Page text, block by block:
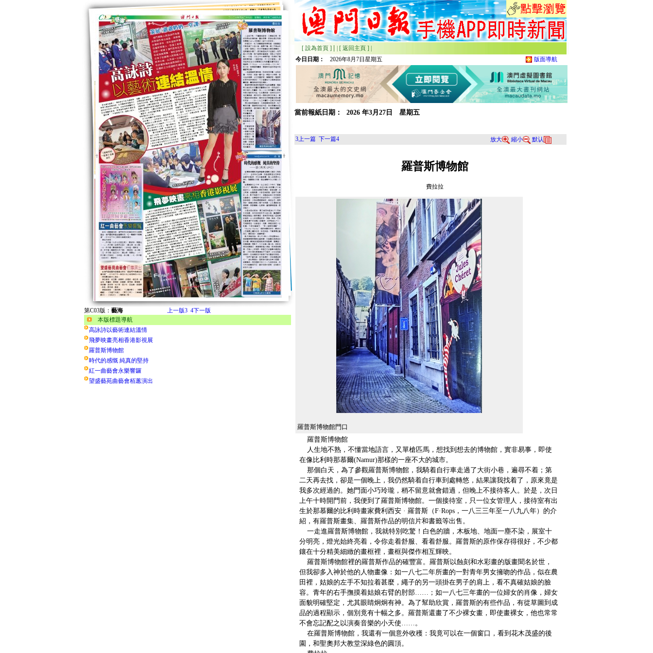
第C03版： 藝海 上一版3 4下一版
本版標題導航
高詠詩以藝術連結溫情
飛夢映畫亮相香港影視展
羅普斯博物館
時代的感慨 純真的堅持
紅一曲藝會永樂響鑼
望盛藝苑曲藝會栢蕙演出
[ 設為首頁 ] [ 返回主頁 ]
今日日期：
2026年8月7日星期五 版面導航
當前報紙日期： 2026 年3月 27日 星期五
3上一篇 下一篇4 放大 縮小 默认
羅普斯博物館
費拉拉
羅普斯博物館門口
羅普斯博物館
人生地不熟，不懂當地語言，又單槍匹馬，想找到想去的博物館，實非易事，即使
在像比利時那慕爾(Namur)那樣的一座不大的城市。
那個白天，為了參觀羅普斯博物館，我騎着自行車走過了大街小巷，遍尋不着；第
二天再去找，卻是一個晚上，我仍然騎着自行車到處轉悠，結果讓我找着了，原來竟是
我多次經過的。她門面小巧玲瓏，稍不留意就會錯過，但晚上不接待客人。於是，次日
上午十時開門前，我便到了羅普斯博物館。一個接待室，只一位女管理人，接待室有出
生於那慕爾的比利時畫家費利西安 · 羅普斯（F·Rops，一八三三年至一八九八年）的介
紹，有羅普斯畫集、羅普斯作品的明信片和書籤等出售。
一走進羅普斯博物館，我就特別吃驚！白色的牆，木板地、地面一塵不染，展室十
分明亮，燈光始終亮着，令你走着舒服、看着舒服。羅普斯的原作保存得很好，不少都
鑲在十分精美細緻的畫框裡，畫框與傑作相互輝映。
羅普斯博物館裡的羅普斯作品的確豐富。羅普斯以蝕刻和水彩畫的版畫聞名於世，
但我卻多入神於他的人物畫像：如一八七二年所畫的一對青年男女擁吻的作品，似在農
田裡，姑娘的左手不知拉着甚麼，繩子的另一頭掛在男子的肩上，看不真確姑娘的臉
容。青年的右手撫摸着姑娘右臂的肘部……；如一八七三年畫的一位婦女的肖像，婦女
面貌明確堅定，尤其眼睛炯炯有神。為了幫助欣賞，羅普斯的有些作品，有從草圖到成
品的過程顯示，個別竟有十幅之多。羅普斯還畫了不少裸女畫，即使畫裸女，他也常常
不會忘記配之以演奏音樂的小天使……。
在羅普斯博物館，我還有一個意外收穫：我竟可以在一個窗口，看到花木茂盛的後
園，和聖奧邦大教堂深綠色的圓頂。